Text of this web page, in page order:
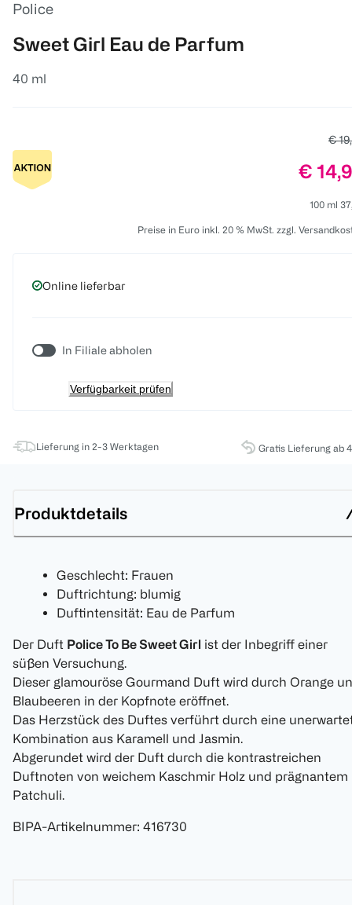
Police
Sweet Girl Eau de Parfum
40 ml
€
Preis:
€
100 ml
Preise in Euro inkl. 20 % MwSt. zzgl.
Online lieferbar
In Filiale abholen
Verfügbarkeit prüfen
Lieferung in 2-3 Werktagen Gratis Lieferung ab
Produktdetails
Geschlecht: Frauen
Duftrichtung: blumig
Duftintensität: Eau de Parfum
Der Duft Police To Be Sweet Girl ist der Inbegriff einer
süßen Versuchung.
Dieser glamouröse Gourmand Duft wird durch Orange
Blaubeeren in der Kopfnote eröffnet.
Das Herzstück des Duftes verführt durch eine
Kombination aus Karamell und Jasmin.
Abgerundet wird der Duft durch die kontrastreichen
Duftnoten von weichem Kaschmir Holz und prägnantem
Patchuli.
BIPA-Artikelnummer: 416730